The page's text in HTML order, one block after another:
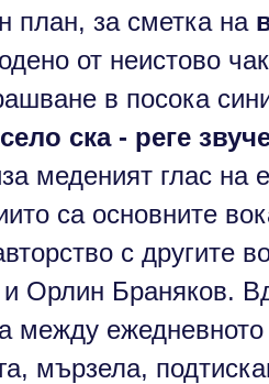
план, за сметка на
от неистово
в посока
ска - реге
меденият глас на
са основните
с другите
Орлин Браняков.
между
мързела,